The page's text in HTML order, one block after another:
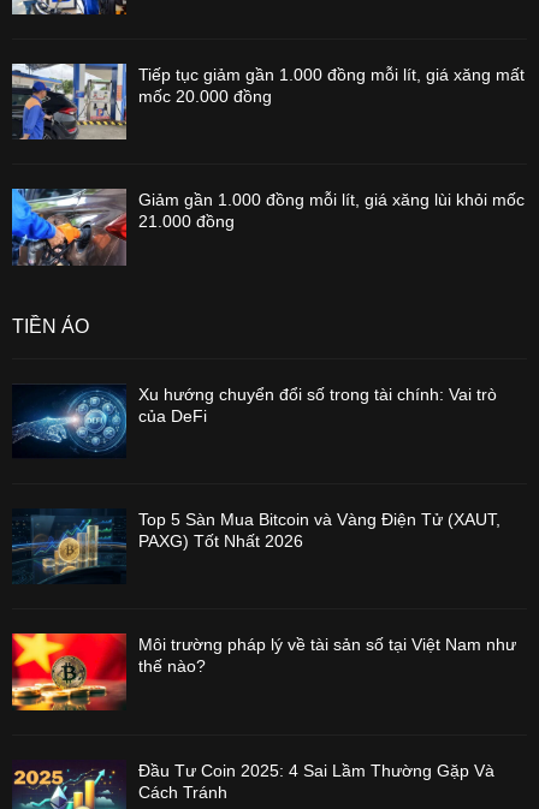
Tiếp tục giảm gần 1.000 đồng mỗi lít, giá xăng mất
mốc 20.000 đồng
Giảm gần 1.000 đồng mỗi lít, giá xăng lùi khỏi mốc
21.000 đồng
TIỀN ẢO
Xu hướng chuyển đổi số trong tài chính: Vai trò
của DeFi
Top 5 Sàn Mua Bitcoin và Vàng Điện Tử (XAUT,
PAXG) Tốt Nhất 2026
Môi trường pháp lý về tài sản số tại Việt Nam như
thế nào?
Đầu Tư Coin 2025: 4 Sai Lầm Thường Gặp Và
Cách Tránh